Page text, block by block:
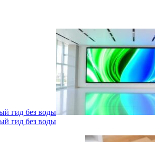
гид без воды
гид без воды